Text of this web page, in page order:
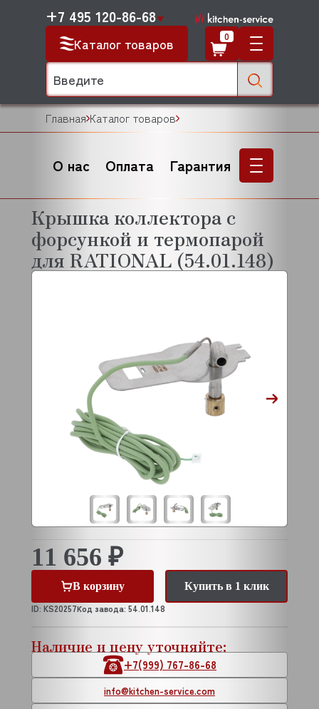
Каталог товаров
+7 495 120-86-68
0
Главная Каталог товаров
О нас Оплата Гарантия
Крышка коллектора с
форсункой и термопарой
для RATIONAL (54.01.148)
11 656 ₽
В корзину
Купить в 1 клик
ID: KS20257Код завода: 54.01.148
Наличие и цену уточняйте:
+7(999) 767-86-68
info@kitchen-service.com